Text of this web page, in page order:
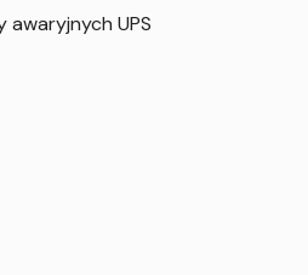
awaryjnych UPS